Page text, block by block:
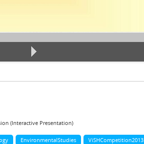
(Interactive Presentation)
EnvironmentalStudies ViSHCompetition2013